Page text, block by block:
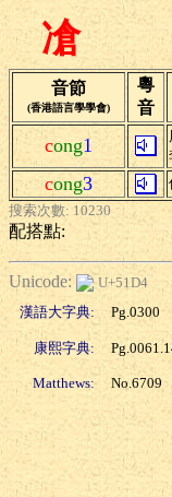
凔
音節
(香港語言學學會)
粵
音
cong1
cong3
搜索次數: 10230
配搭點:
Unicode:
U+51D4
漢語大字典:
Pg.0300
康熙字典:
Matthews: No.6709